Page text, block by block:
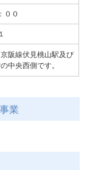
００
阪線伏見桃山駅及び
中央西側です。
業